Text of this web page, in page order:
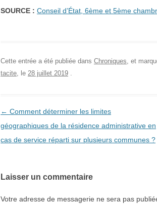
SOURCE : Conseil d’État, 6ème et 5ème
Cette entrée a été publiée dans Chroniques, et
tacite, le 28 juillet 2019 .
Navigation des articles
← Comment déterminer les limites
géographiques de la résidence administrative en
cas de service réparti sur plusieurs communes ?
Laisser un commentaire
Votre adresse de messagerie ne sera pas